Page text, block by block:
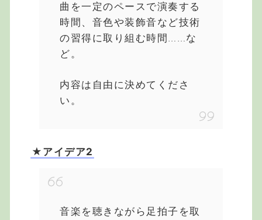
曲を一定のペースで演奏する
時間、音色や装飾音など技術
の習得に取り組む時間……な
ど。
内容は自由に決めてくださ
い。
★アイデア2
音楽を聴きながら足拍子を取